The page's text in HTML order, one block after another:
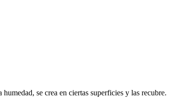
humedad, se crea en ciertas superficies y las recubre.